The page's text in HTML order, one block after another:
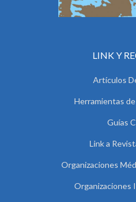
LINK Y
Artículos
Herramientas
Guías
Link a
Organizaciones
Organizaciones